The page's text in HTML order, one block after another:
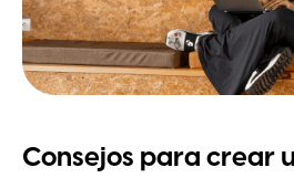
Consejos para crear